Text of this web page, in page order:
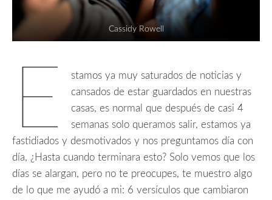
Cassidy Rowell
E
stamos ya muy saturados de noticias y
cansados de estar guardados en nuestras
casas, es normal que después de casi 4
semanas solo queramos salir, estamos ya
fastidiados y desmotivados y nos preguntamos día con
día, ¿Hasta cuando terminara esto? Solo vemos que los
días se alargan, pero no te preocupes, te muestro algo
de lo que me ayudó a mi: 6 versículos que cambiaron